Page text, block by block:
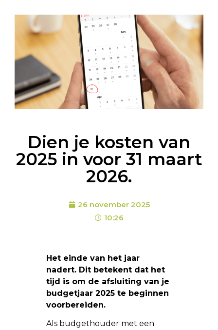
Dien je kosten van
2025 in voor 31 maart
2026.
26 november 2025
10:26
Het einde van het jaar
nadert. Dit betekent dat het
tijd is om de afsluiting van je
budgetjaar 2025 te beginnen
voorbereiden.
Als budgethouder met een